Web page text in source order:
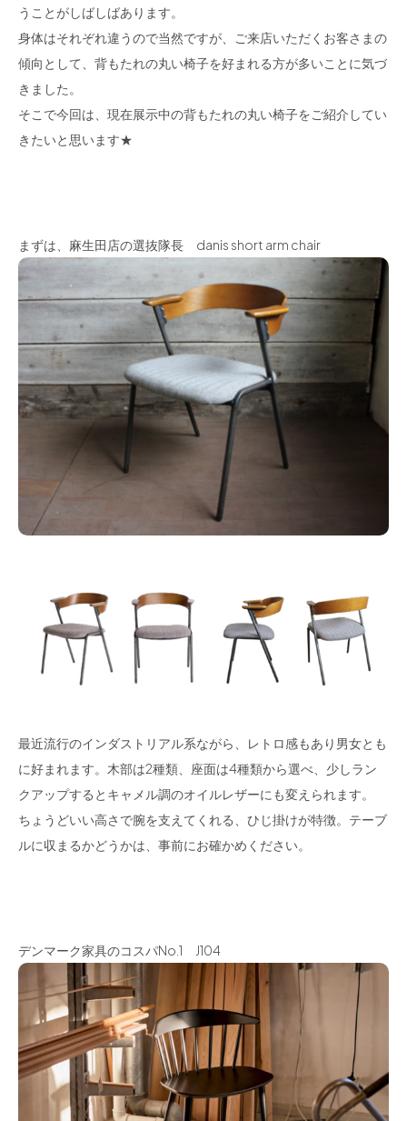
うことがしばしばあります。
身体はそれぞれ違うので当然ですが、ご来店いただくお客さまの
傾向として、背もたれの丸い椅子を好まれる方が多いことに気づ
きました。
そこで今回は、現在展示中の背もたれの丸い椅子をご紹介してい
きたいと思います★
まずは、麻生田店の選抜隊長 danis short arm chair
最近流行のインダストリアル系ながら、レトロ感もあり男女とも
に好まれます。木部は2種類、座面は4種類から選べ、少しラン
クアップするとキャメル調のオイルレザーにも変えられます。
ちょうどいい高さで腕を支えてくれる、ひじ掛けが特徴。テーブ
ルに収まるかどうかは、事前にお確かめください。
デンマーク家具のコスパNo.1 J104